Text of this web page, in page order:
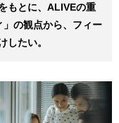
もとに、ALIVEの重
の観点から、フィー
したい。